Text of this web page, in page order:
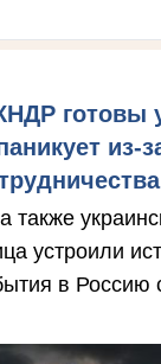
готовы
из-
устроили
в Россию